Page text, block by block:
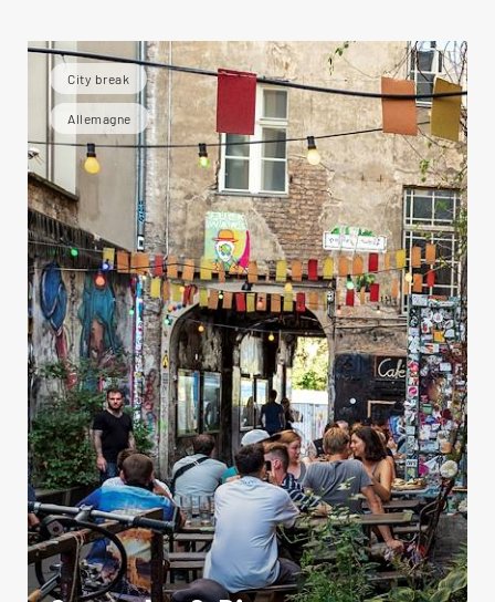
City break
Allemagne